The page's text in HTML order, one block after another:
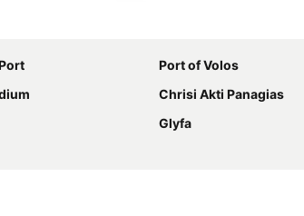
Port of Volos
Chrisi Akti Panagias
Glyfa